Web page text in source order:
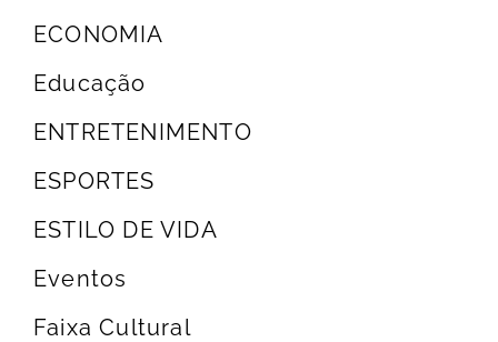
ECONOMIA
Educação
ENTRETENIMENTO
ESPORTES
ESTILO DE VIDA
Eventos
Faixa Cultural